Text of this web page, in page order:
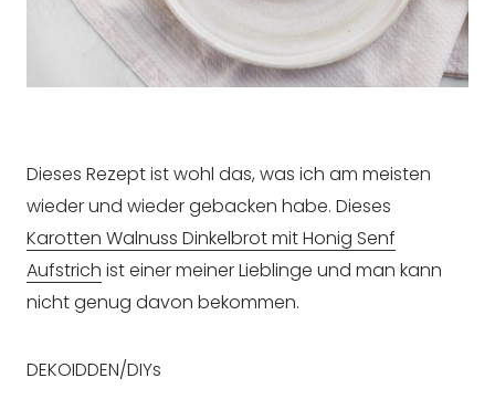
Dieses Rezept ist wohl das, was ich am meisten
wieder und wieder gebacken habe. Dieses
Karotten Walnuss Dinkelbrot mit Honig Senf
Aufstrich ist einer meiner Lieblinge und man kann
nicht genug davon bekommen.
DEKOIDDEN/DIYs